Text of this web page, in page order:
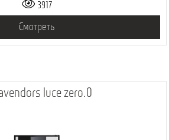
3917
Смотреть
luce zero.0